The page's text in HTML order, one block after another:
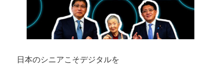
日本のシニアこそデジタルを